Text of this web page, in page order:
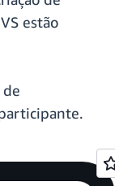
estão
de